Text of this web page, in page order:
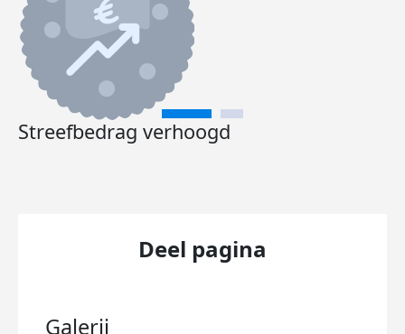
Streefbedrag verhoogd
Deel pagina
Galerij